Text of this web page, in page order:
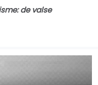
de valse